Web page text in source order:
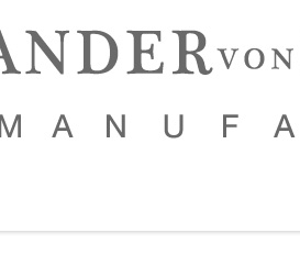
NETZWERK
PRESSE, VERANSTALTUNGEN,